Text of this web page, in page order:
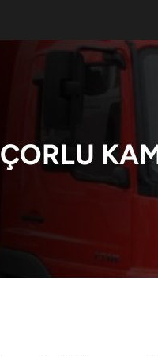
ÇORLU